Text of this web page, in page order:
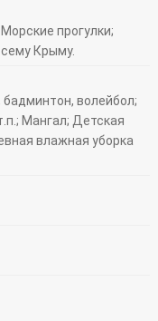
прогулки;
Крыму.
бадминтон, волейбол;
Мангал; Детская
влажная уборка